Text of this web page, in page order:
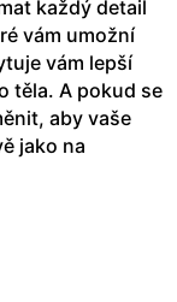
každý detail
vám umožní
vám lepší
těla. A pokud se
aby vaše
jako na